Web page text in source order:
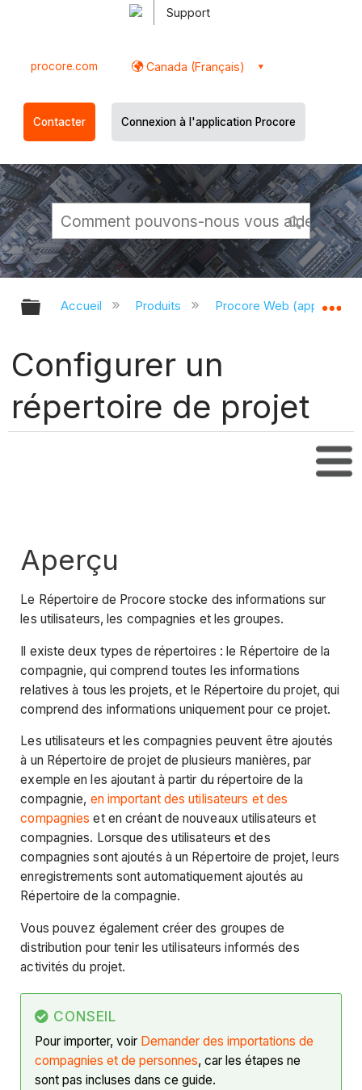
Support
procore.com Canada (Français)
Contacter Connexion à l'application Procore
Développer/réduire la hiérarchie
Accueil Produits Procore Web
Configurer un
répertoire de projet
Aperçu
Le Répertoire de Procore stocke des informations sur
les utilisateurs, les compagnies et les groupes.
Il existe deux types de répertoires : le Répertoire de la
compagnie, qui comprend toutes les informations
relatives à tous les projets, et le Répertoire du projet, qui
comprend des informations uniquement pour ce projet.
Les utilisateurs et les compagnies peuvent être ajoutés
à un Répertoire de projet de plusieurs manières, par
exemple en les ajoutant à partir du répertoire de la
compagnie, en important des utilisateurs et des
compagnies et en créant de nouveaux utilisateurs et
compagnies. Lorsque des utilisateurs et des
compagnies sont ajoutés à un Répertoire de projet, leurs
enregistrements sont automatiquement ajoutés au
Répertoire de la compagnie.
Vous pouvez également créer des groupes de
distribution pour tenir les utilisateurs informés des
activités du projet.
CONSEIL
Pour importer, voir Demander des importations de
compagnies et de personnes, car les étapes ne
sont pas incluses dans ce guide.